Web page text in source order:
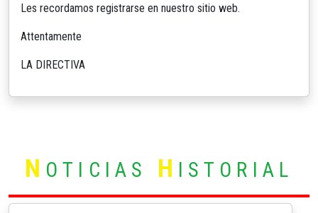
Les recordamos registrarse en nuestro sitio web.
Attentamente
LA DIRECTIVA
N OTICIAS H ISTORIAL